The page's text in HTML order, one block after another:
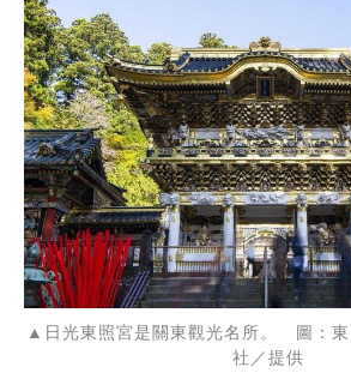
▲日光東照宮是關東觀光名所。 圖：東
社／提供